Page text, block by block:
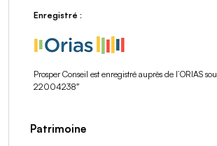
Enregistré :
Prosper Conseil est enregistré auprès de l’ORIAS
22004238″
Patrimoine